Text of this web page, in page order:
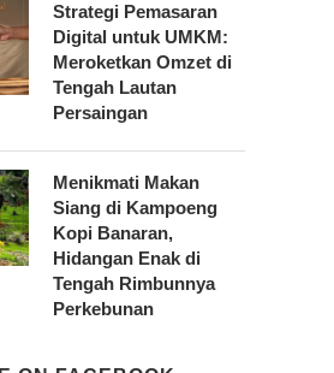
Strategi Pemasaran
Digital untuk UMKM:
Meroketkan Omzet di
Tengah Lautan
Persaingan
Menikmati Makan
Siang di Kampoeng
Kopi Banaran,
Hidangan Enak di
Tengah Rimbunnya
Perkebunan